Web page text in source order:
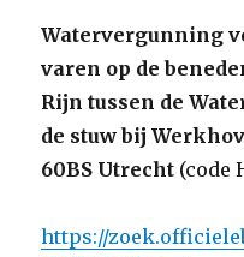
Watervergunning
varen op de
Rijn tussen de
de stuw bij
60BS Utrecht (code
https://